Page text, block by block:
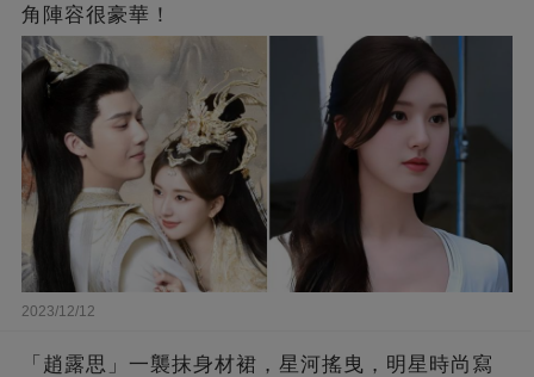
角陣容很豪華！
2023/12/12
「趙露思」一襲抹身材裙，星河搖曳，明星時尚寫